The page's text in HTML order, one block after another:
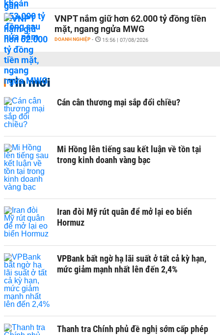
VNPT nắm giữ hơn 62.000 tỷ đồng tiền
mặt, ngang ngửa MWG
DOANH NGHIỆP - 15:56 | 07/08/2026
Tin mới
Cán cân thương mại sắp đổi chiều?
Mi Hồng lên tiếng sau kết luận về tồn tại
trong kinh doanh vàng bạc
Iran đòi Mỹ rút quân để mở lại eo biển
Hormuz
VPBank bất ngờ hạ lãi suất ở tất cả kỳ hạn,
mức giảm mạnh nhất lên đến 2,4%
Thanh tra Chính phủ đề nghị sớm cấp phép